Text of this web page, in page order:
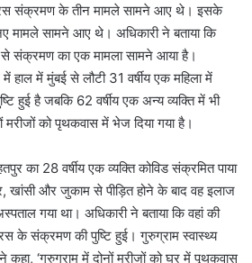
संक्रमण के तीन मामले सामने आए थे। इसके
मामले सामने आए थे। अधिकारी ने बताया कि
से संक्रमण का एक मामला सामने आया है।
हाल में मुंबई से लौटी 31 वर्षीय एक महिला में
हुई है जबकि 62 वर्षीय एक अन्य व्यक्ति में भी
को पृथकवास में भेज दिया गया है।
का 28 वर्षीय एक व्यक्ति कोविड संक्रमित पाया
खांसी और जुकाम से पीड़ित होने के बाद वह इलाज
गया था। अधिकारी ने बताया कि वहां की
के संक्रमण की पुष्टि हुई। गुरुग्राम स्वास्थ्य
कहा, ‘गुरुग्राम में दोनों मरीजों को घर में पृथकवास